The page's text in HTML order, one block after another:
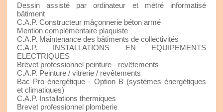
Dessin assisté par ordinateur et métré informatisé
bâtiment
C.A.P. Constructeur mâçonnerie béton armé
Mention complémentaire plaquiste
C.A.P. Maintenance des bâtiments de collectivités
C.A.P. INSTALLATIONS EN EQUIPEMENTS
ELECTRIQUES
Brevet professionnel peinture - revêtements
C.A.P. Peinture / vitrerie / revêtements
Bac Pro énergétique - Option B (systèmes énergétiques
et climatiques)
C.A.P. Installations thermiques
Brevet professionnel plomberie